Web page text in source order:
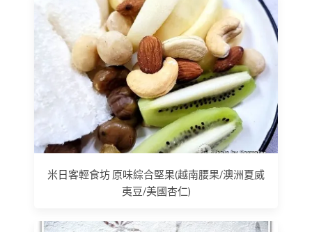
米日客輕食坊 原味綜合堅果(越南腰果/澳洲夏威
夷豆/美國杏仁)